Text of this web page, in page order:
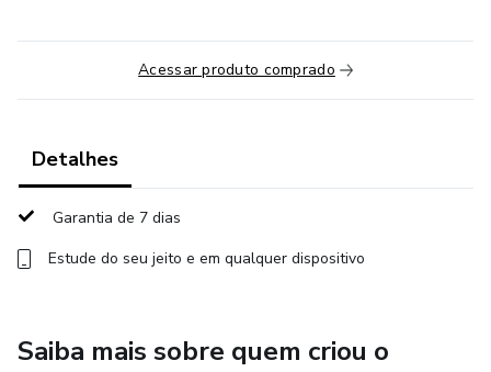
desenvolver agentes capazes de executar tarefas e apoiar
decisões. O treinamento foi criado para ser acessível
mesmo para quem não sabe programar, utilizando
permitem construir sistemas de IA de forma mais rápida e
eficiente.
como planejar, vender e construir soluções de Inteligência
estratégica.
Acessar produto comprado
Detalhes
Garantia de 7 dias
Estude do seu jeito e em qualquer dispositivo
Saiba mais sobre quem criou o